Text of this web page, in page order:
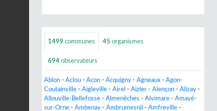
1499 communes 45 organismes
694 observateurs
Ablon - Aclou - Acon - Acquigny - Agneaux - Agon-
Coutainville - Aigleville - Airel - Aizier - Alençon - Alizay -
Allouville-Bellefosse - Almenêches - Alvimare - Amayé-
sur-Orne - Ambenay - Ambrumesnil - Amfreville -